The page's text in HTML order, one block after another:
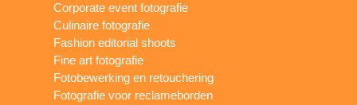
Corporate event fotografie
Culinaire fotografie
Fashion editorial shoots
Fine art fotografie
Fotobewerking en retouchering
Fotografie voor reclameborden